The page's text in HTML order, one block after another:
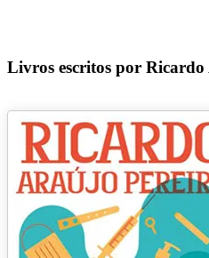
Livros escritos por